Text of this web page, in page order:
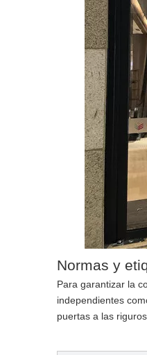
Normas y
Para garantizar la
independientes
puertas a las